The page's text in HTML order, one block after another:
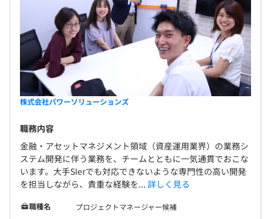
株式会社パワーソリューションズ
職務内容
金融・アセットマネジメント領域（資産運用業界）の業務シ
ステム開発に伴う業務を、チームとともに一気通貫でおこな
います。大手SIerでも対応できないような専門性の高い開発
を担当しながら、貴重な経験を... 詳しく見る
職種名
プロジェクトマネージャー候補